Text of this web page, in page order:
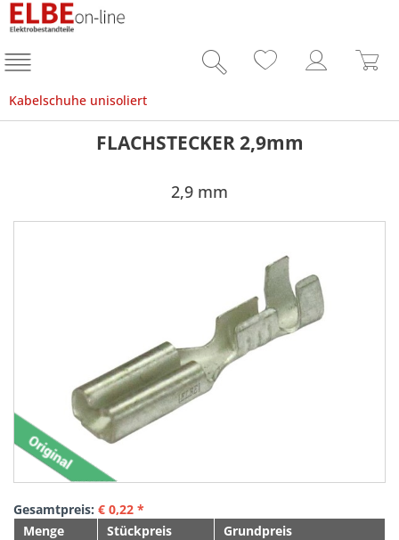
Kabelschuhe unisoliert
FLACHSTECKER 2,9mm
2,9 mm
Gesamtpreis: € 0,22 *
Menge
Stückpreis
Grundpreis